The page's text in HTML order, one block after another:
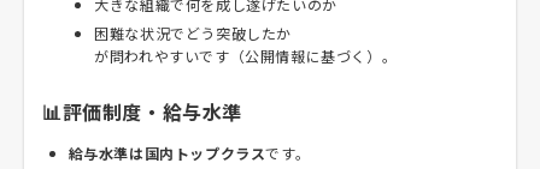
大きな組織で何を成し遂げたいのか
困難な状況でどう突破したか
が問われやすいです（公開情報に基づく）。
📊評価制度・給与水準
給与水準は国内トップクラスです。